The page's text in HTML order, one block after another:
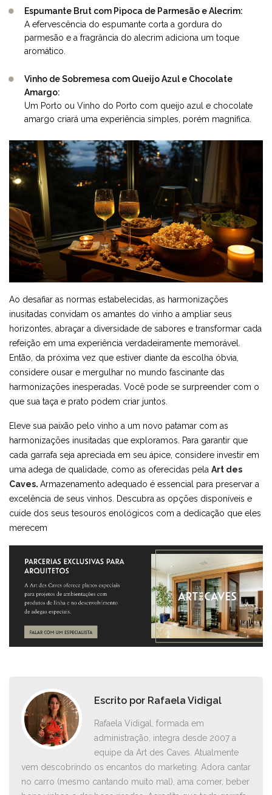
Espumante Brut com Pipoca de Parmesão e Alecrim:
A efervescência do espumante corta a gordura do
parmesão e a fragrância do alecrim adiciona um toque
aromático.
Vinho de Sobremesa com Queijo Azul e Chocolate
Amargo:
Um Porto ou Vinho do Porto com queijo azul e chocolate
amargo criará uma experiência simples, porém magnífica.
Ao desafiar as normas estabelecidas, as harmonizações
inusitadas convidam os amantes do vinho a ampliar seus
horizontes, abraçar a diversidade de sabores e transformar cada
refeição em uma experiência verdadeiramente memorável.
Então, da próxima vez que estiver diante da escolha óbvia,
considere ousar e mergulhar no mundo fascinante das
harmonizações inesperadas. Você pode se surpreender com o
que sua taça e prato podem criar juntos.
Eleve sua paixão pelo vinho a um novo patamar com as
harmonizações inusitadas que exploramos. Para garantir que
cada garrafa seja apreciada em seu ápice, considere investir em
uma adega de qualidade, como as oferecidas pela Art des
Caves. Armazenamento adequado é essencial para preservar a
excelência de seus vinhos. Descubra as opções disponíveis e
cuide dos seus tesouros enológicos com a dedicação que eles
merecem
Escrito por Rafaela Vidigal
Rafaela Vidigal, formada em
administração, integra desde 2007 a
equipe da Art des Caves. Atualmente
vem descobrindo os encantos do marketing. Adora cantar
no carro ­(mesmo cantando muito mal), ama comer, beber